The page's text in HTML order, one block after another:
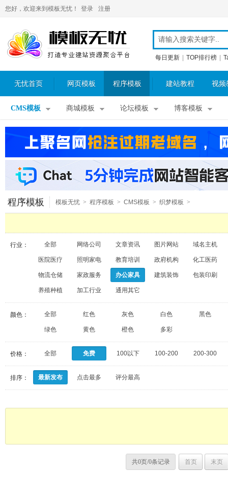
您好，欢迎来到模板无忧！ 登录 注册
每日更新 TOP排行榜
无忧首页 网页模板 程序模板 建站教程 视频
CMS模板 商城模板 论坛模板 博客模板
程序模板 模板无忧 > 程序模板 > CMS模板 > 织梦模板 >
行业： 全部 网络公司 文章资讯 图片网站 域名主机
医院医疗 照明家电 教育培训 政府机构 化工医药
物流仓储 家政服务 办公家具 建筑装饰 包装印刷
养殖种植 加工行业 通用其它
颜色： 全部 红色 灰色 白色 黑色
绿色 黄色 橙色 多彩
价格： 全部 免费 100以下 100-200 200-300
排序： 最新发布 点击最多 评分最高
共0页/0条记录 首页 末页